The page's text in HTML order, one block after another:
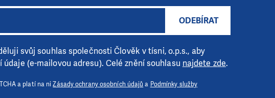
ODEBÍRAT
svůj souhlas společnosti Člověk v tísni, o.p.s., aby
(e-mailovou adresu). Celé znění souhlasu najdete zde.
a platí na niZásady ochrany osobních údajů a Podmínky služby